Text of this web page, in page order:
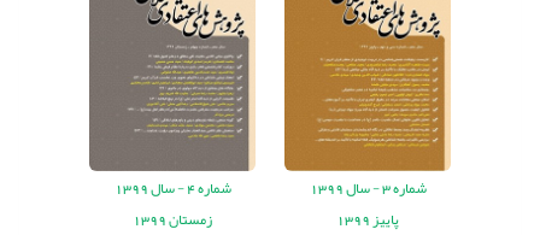
شماره3 - سال1399
پاییز 1399
شماره4 - سال1399
زمستان 1399